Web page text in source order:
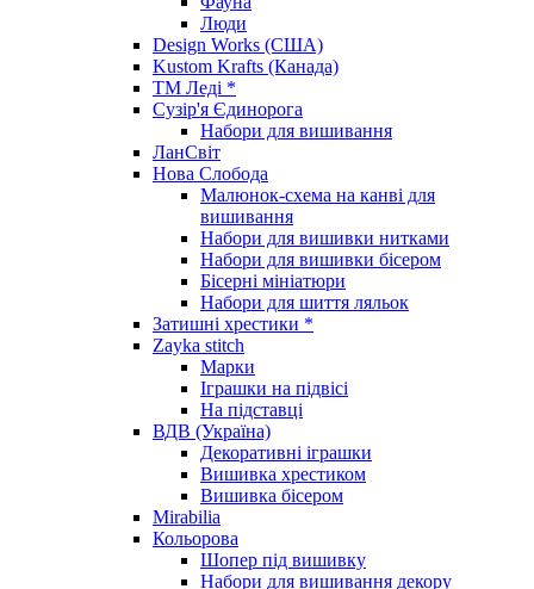
Люди
Design Works (США)
Kustom Krafts (Канада)
ТМ Леді *
Сузір'я Єдинорога
Набори для вишивання
ЛанСвіт
Нова Слобода
Малюнок-схема на канві для
вишивання
Набори для вишивки нитками
Набори для вишивки бісером
Бісерні мініатюри
Набори для шиття ляльок
Затишні хрестики *
Zayka stitch
Марки
Іграшки на підвісі
На підставці
ВДВ (Україна)
Декоративні іграшки
Вишивка хрестиком
Вишивка бісером
Mirabilia
Кольорова
Шопер під вишивку
Набори для вишивання декору